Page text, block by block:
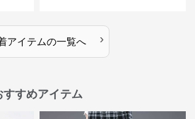
アイテムの一覧へ ›
すめアイテム